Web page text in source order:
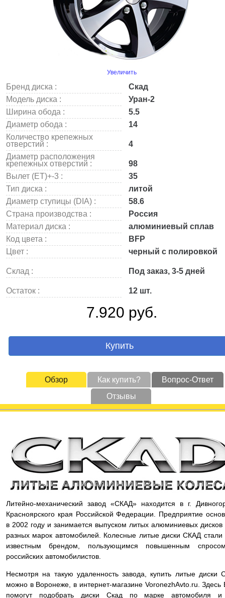
Увеличить
Бренд диска :
Скад
Модель диска :
Уран-2
Ширина обода :
5.5
Диаметр обода :
14
Количество крепежных
отверстий :
4
Диаметр расположения
крепежных отверстий :
98
Вылет (ET)+-3 :
35
Тип диска :
литой
Диаметр ступицы (DIA) :
58.6
Страна производства :
Россия
Материал диска :
алюминиевый сплав
Код цвета :
BFP
Цвет :
черный с полировкой
Склад : Под заказ, 3-5 дней
Остаток : 12 шт.
7.920 руб.
Купить
Обзор Как купить?
Вопрос-Ответ
Отзывы
Литейно-механический завод «СКАД» находится в г.
Красноярского края Российской Федерации. Предприятие
в 2002 году и занимается выпуском литых алюминиевых дисков
разных марок автомобилей. Колесные литые диски СКАД стали
известным брендом, пользующимся повышенным
российских автомобилистов.
Несмотря на такую удаленность завода, купить литые диски
можно в Воронеже, в интернет-магазине VoronezhAvto.ru. Здесь
помогут подобрать диски Скад по марке автомобиля